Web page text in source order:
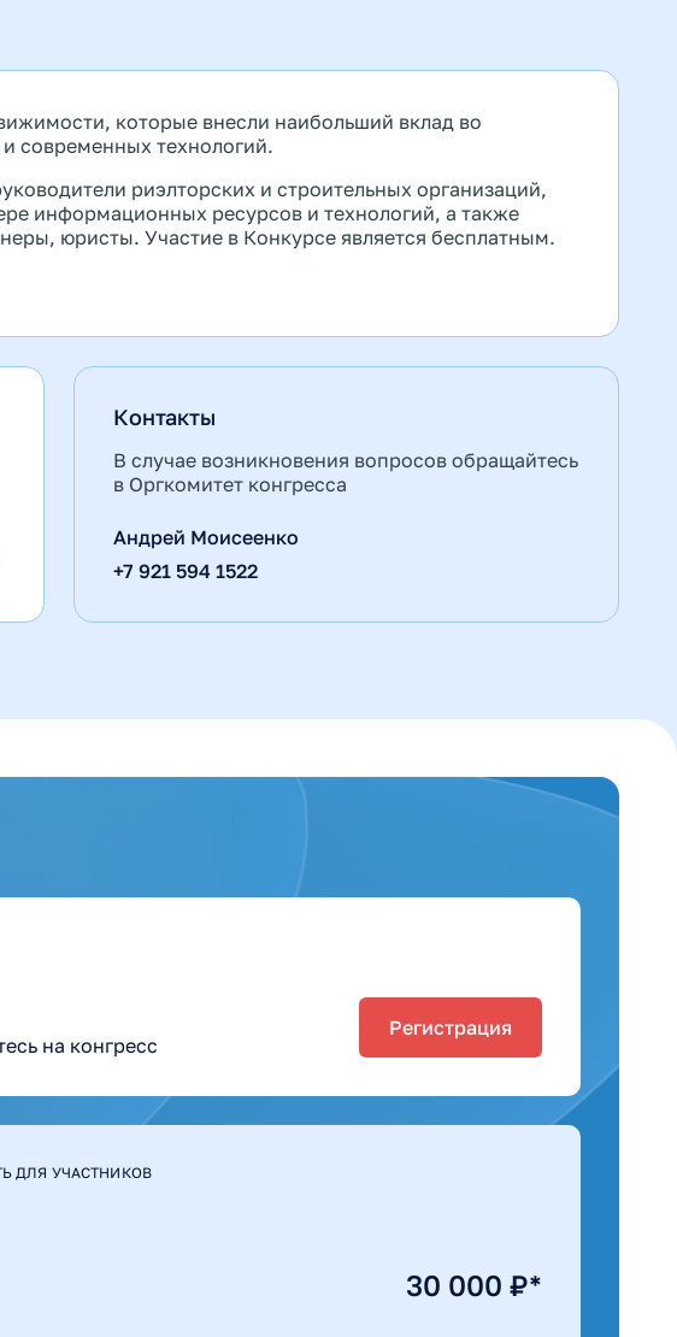
которые внесли наибольший вклад во
современных технологий.
риэлторских и строительных организаций,
информационных ресурсов и технологий, а также
юристы. Участие в Конкурсе является бесплатным.
Контакты
В случае возникновения вопросов обращайтесь
в Оргкомитет конгресса
Андрей Моисеенко
+7 921 594 1522
на конгресс
Регистрация
ДЛЯ УЧАСТНИКОВ
30 000 ₽*